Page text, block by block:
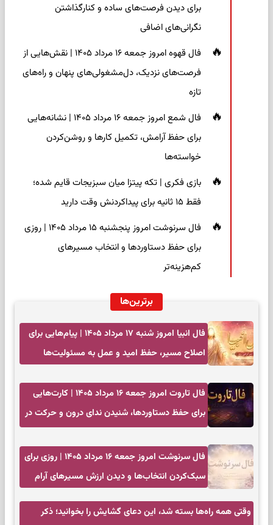
برای دیدن فرصت‌های ساده و کنارگذاشتن
نگرانی‌های اضافی
فال قهوه امروز جمعه ۱۶ مرداد ۱۴۰۵ | نقش‌هایی از
فرصت‌های نزدیک، دل‌مشغولی‌های پنهان و راه‌های
تازه
فال شمع امروز جمعه ۱۶ مرداد ۱۴۰۵ | نشانه‌هایی
برای حفظ آرامش، تکمیل کارها و روشن‌کردن
خواسته‌ها
بازی فکری | تکه پیتزا میان سبزیجات قایم شده؛
فقط ۱۵ ثانیه برای پیداکردنش وقت دارید
فال سرنوشت امروز پنجشنبه ۱۵ مرداد ۱۴۰۵ | روزی
برای حفظ دستاوردها و انتخاب مسیرهای
کم‌هزینه‌تر
برترین‌ها
فال انبیا امروز شنبه ۱۷ مرداد ۱۴۰۵ | پیام‌هایی برای
اصلاح مسیر، حفظ امید و عمل به مسئولیت‌ها
فال تاروت امروز جمعه ۱۶ مرداد ۱۴۰۵ | کارت‌هایی
برای حفظ دستاوردها، شنیدن ندای درون و حرکت در
فال سرنوشت امروز جمعه ۱۶ مرداد ۱۴۰۵ | روزی برای
سبک‌کردن انتخاب‌ها و دیدن ارزش مسیرهای آرام
وقتی همه راه‌ها بسته شد، این دعای گشایش را